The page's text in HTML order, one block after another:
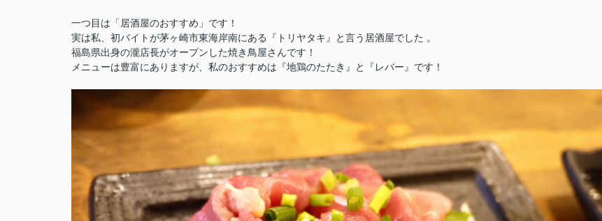
一つ目は「居酒屋のおすすめ」です！
実は私、初バイトが茅ヶ崎市東海岸南にある『トリヤタキ』と言う居酒屋でした 。
福島県出身の瀧店長がオープンした焼き鳥屋さんです！
メニューは豊富にありますが、私のおすすめは『地鶏のたたき』と『レバー』です！